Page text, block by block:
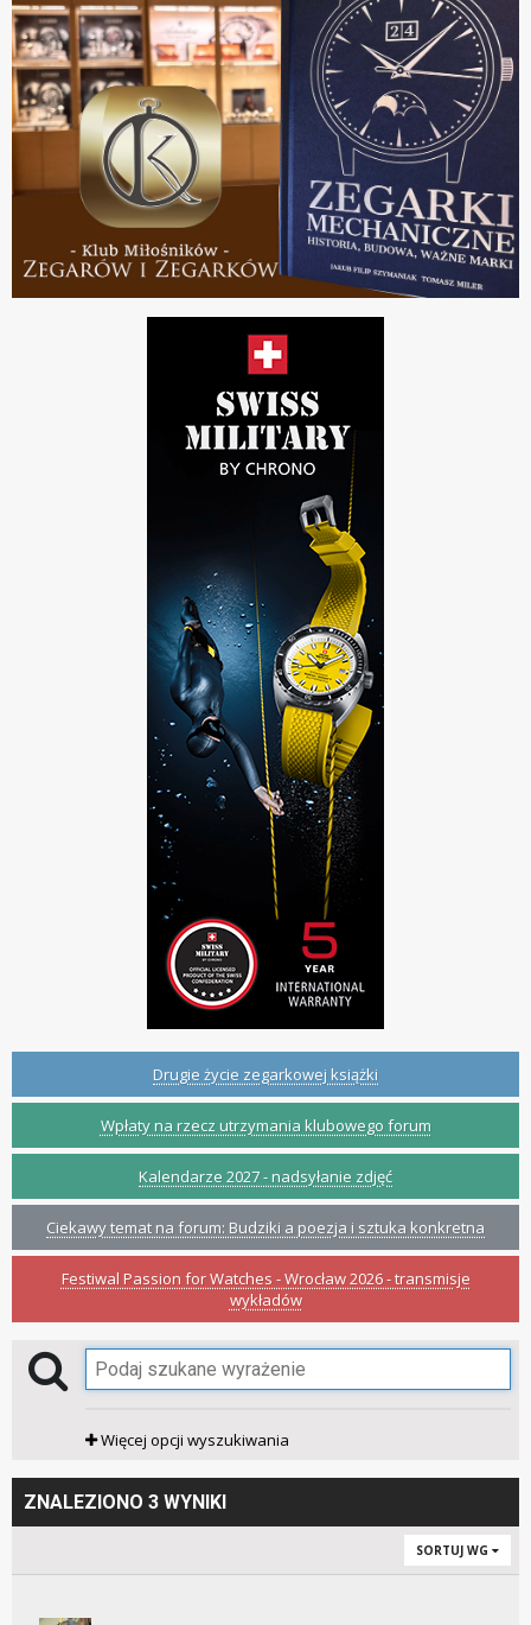
Drugie życie zegarkowej książki
Wpłaty na rzecz utrzymania klubowego forum
Kalendarze 2027 - nadsyłanie zdjęć
Ciekawy temat na forum: Budziki a poezja i sztuka konkretna
Festiwal Passion for Watches - Wrocław 2026 - transmisje
wykładów
Więcej opcji wyszukiwania
ZNALEZIONO 3 WYNIKI
SORTUJ WG